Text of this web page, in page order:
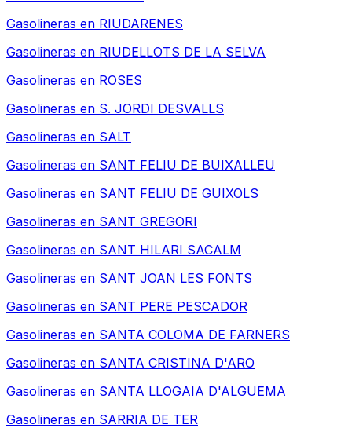
Gasolineras en RIUDARENES
Gasolineras en RIUDELLOTS DE LA SELVA
Gasolineras en ROSES
Gasolineras en S. JORDI DESVALLS
Gasolineras en SALT
Gasolineras en SANT FELIU DE BUIXALLEU
Gasolineras en SANT FELIU DE GUIXOLS
Gasolineras en SANT GREGORI
Gasolineras en SANT HILARI SACALM
Gasolineras en SANT JOAN LES FONTS
Gasolineras en SANT PERE PESCADOR
Gasolineras en SANTA COLOMA DE FARNERS
Gasolineras en SANTA CRISTINA D'ARO
Gasolineras en SANTA LLOGAIA D'ALGUEMA
Gasolineras en SARRIA DE TER